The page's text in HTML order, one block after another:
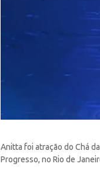
Anitta foi atração do Chá
Progresso, no Rio de